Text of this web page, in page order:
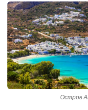
Остров